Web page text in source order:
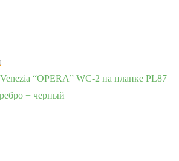
“OPERA” WC-2 на планке PL87
+ черный